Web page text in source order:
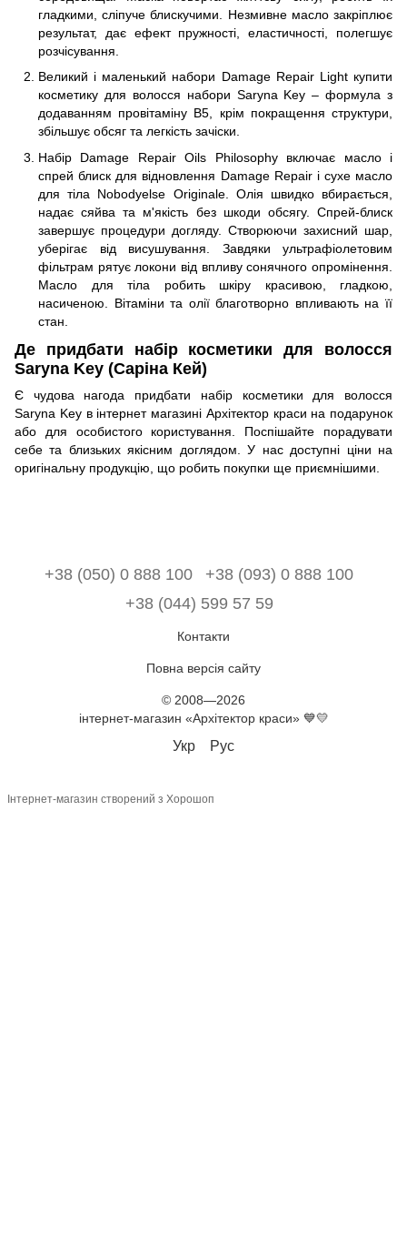
гладкими, сліпуче блискучими. Незмивне масло закріплює
результат, дає ефект пружності, еластичності, полегшує
розчісування.
Великий і маленький набори Damage Repair Light купити
косметику для волосся набори Saryna Key – формула з
додаванням провітаміну B5, крім покращення структури,
збільшує обсяг та легкість зачіски.
Набір Damage Repair Oils Philosophy включає масло і
спрей блиск для відновлення Damage Repair і сухе масло
для тіла Nobodyelse Originale. Олія швидко вбирається,
надає сяйва та м'якість без шкоди обсягу. Спрей-блиск
завершує процедури догляду. Створюючи захисний шар,
уберігає від висушування. Завдяки ультрафіолетовим
фільтрам рятує локони від впливу сонячного опромінення.
Масло для тіла робить шкіру красивою, гладкою,
насиченою. Вітаміни та олії благотворно впливають на її
стан.
Де придбати набір косметики для волосся
Saryna Key (Саріна Кей)
Є чудова нагода придбати набір косметики для волосся
Saryna Key в інтернет магазині Архітектор краси на подарунок
або для особистого користування. Поспішайте порадувати
себе та близьких якісним доглядом. У нас доступні ціни на
оригінальну продукцію, що робить покупки ще приємнішими.
+38 (050) 0 888 100
+38 (093) 0 888 100
+38 (044) 599 57 59
Контакти
Повна версія сайту
© 2008—2026
інтернет-магазин «Архітектор краси» 💙💛
Укр Рус
Інтернет-магазин створений з Хорошоп